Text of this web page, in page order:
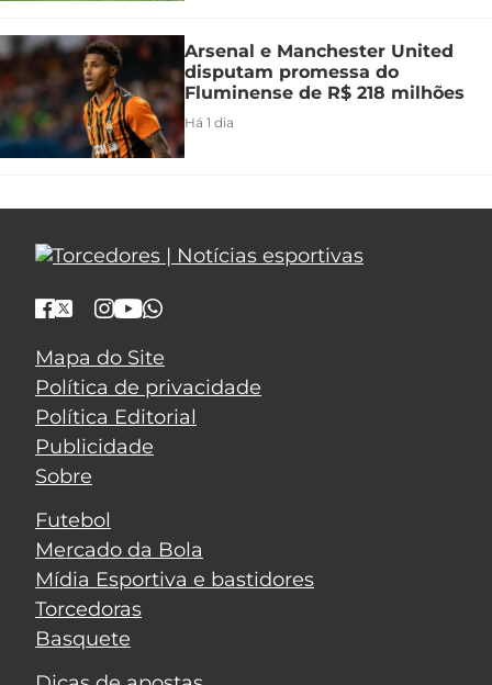
Arsenal e Manchester United
disputam promessa do
Fluminense de R$ 218 milhões
Há 1 dia
Mapa do Site
Política de privacidade
Política Editorial
Publicidade
Sobre
Futebol
Mercado da Bola
Mídia Esportiva e bastidores
Torcedoras
Basquete